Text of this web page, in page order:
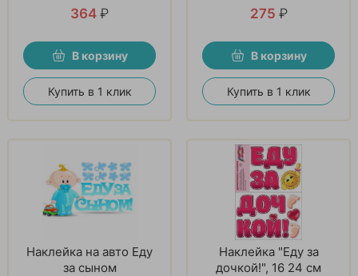
364 ₽
В корзину
Купить в 1 клик
275 ₽
В корзину
Купить в 1 клик
Наклейка на авто Еду
за сыном
Наклейка "Еду за
дочкой!", 16 24 см